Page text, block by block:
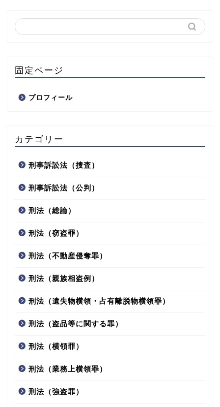
固定ページ
プロフィール
カテゴリー
刑事訴訟法（捜査）
刑事訴訟法（公判）
刑法（総論）
刑法（窃盗罪）
刑法（不動産侵奪罪）
刑法（親族相盗例）
刑法（遺失物横領・占有離脱物横領罪）
刑法（盗品等に関する罪）
刑法（横領罪）
刑法（業務上横領罪）
刑法（強盗罪）